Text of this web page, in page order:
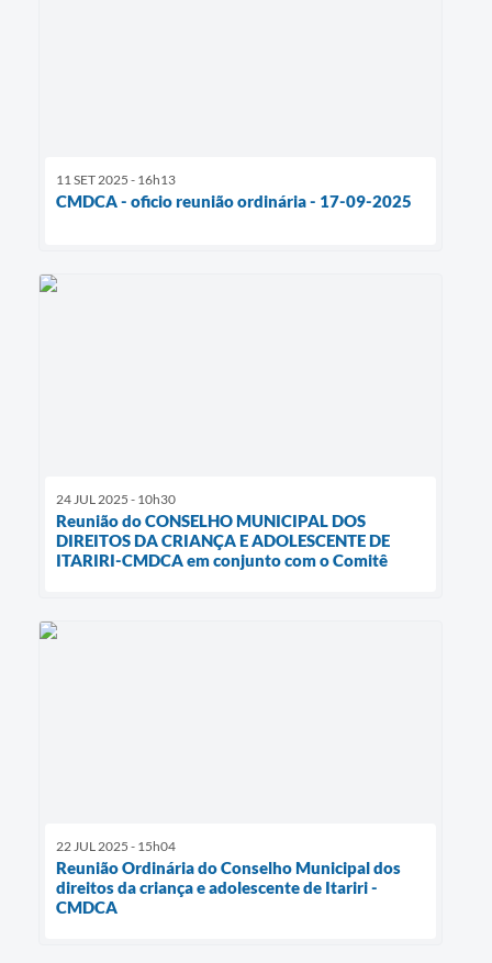
11 SET 2025 - 16h13
CMDCA - oficio reunião ordinária - 17-09-2025
24 JUL 2025 - 10h30
Reunião do CONSELHO MUNICIPAL DOS
DIREITOS DA CRIANÇA E ADOLESCENTE DE
ITARIRI-CMDCA em conjunto com o Comitê
22 JUL 2025 - 15h04
Reunião Ordinária do Conselho Municipal dos
direitos da criança e adolescente de Itariri -
CMDCA